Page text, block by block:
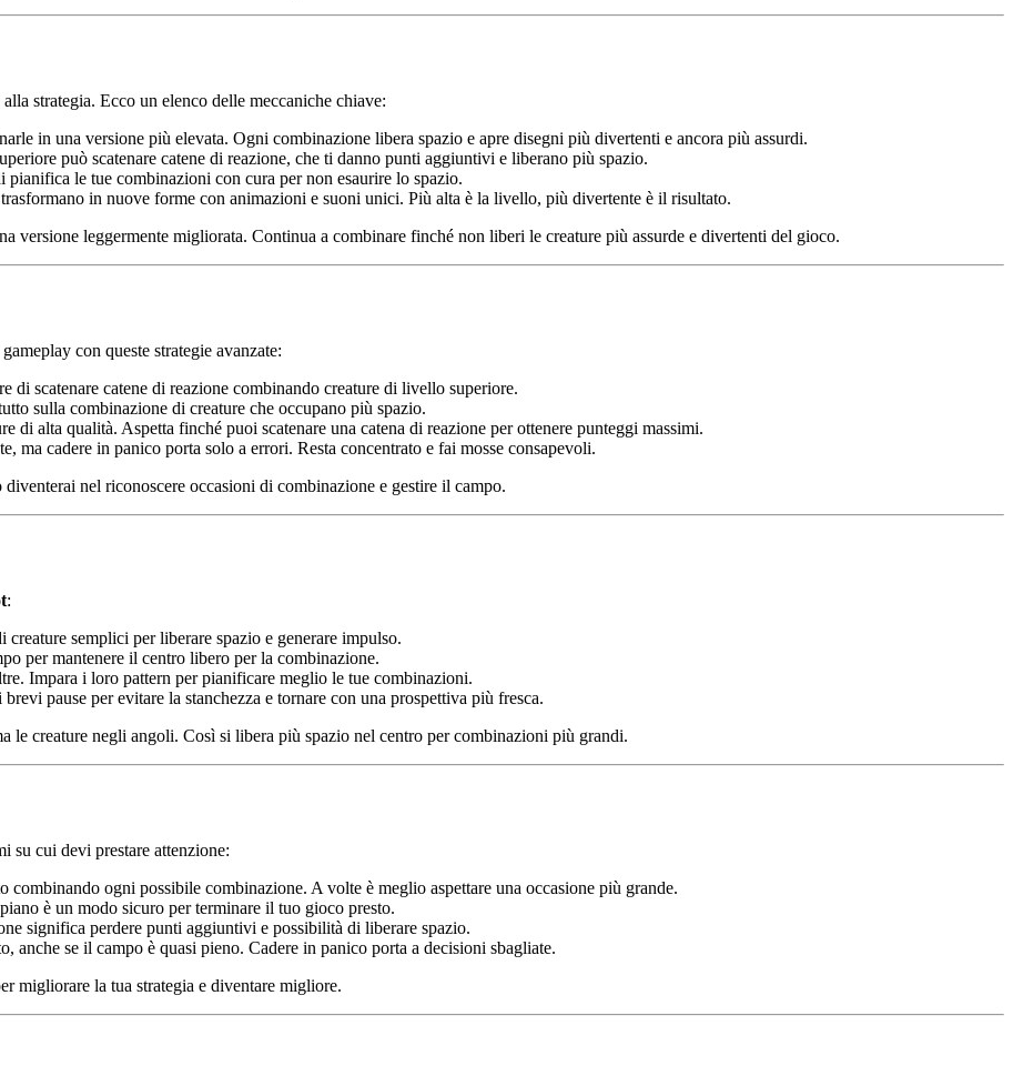
strategia. Ecco un elenco delle meccaniche chiave:
in una versione più elevata. Ogni combinazione libera spazio e apre disegni più divertenti e ancora più assurdi.
può scatenare catene di reazione, che ti danno punti aggiuntivi e liberano più spazio.
le tue combinazioni con cura per non esaurire lo spazio.
in nuove forme con animazioni e suoni unici. Più alta è la livello, più divertente è il risultato.
versione leggermente migliorata. Continua a combinare finché non liberi le creature più assurde e divertenti del gioco.
con queste strategie avanzate:
di scatenare catene di reazione combinando creature di livello superiore.
sulla combinazione di creature che occupano più spazio.
di alta qualità. Aspetta finché puoi scatenare una catena di reazione per ottenere punteggi massimi.
ma cadere in panico porta solo a errori. Resta concentrato e fai mosse consapevoli.
nel riconoscere occasioni di combinazione e gestire il campo.
:
semplici per liberare spazio e generare impulso.
per mantenere il centro libero per la combinazione.
Impara i loro pattern per pianificare meglio le tue combinazioni.
pause per evitare la stanchezza e tornare con una prospettiva più fresca.
le creature negli angoli. Così si libera più spazio nel centro per combinazioni più grandi.
cui devi prestare attenzione:
combinando ogni possibile combinazione. A volte è meglio aspettare una occasione più grande.
è un modo sicuro per terminare il tuo gioco presto.
significa perdere punti aggiuntivi e possibilità di liberare spazio.
anche se il campo è quasi pieno. Cadere in panico porta a decisioni sbagliate.
migliorare la tua strategia e diventare migliore.